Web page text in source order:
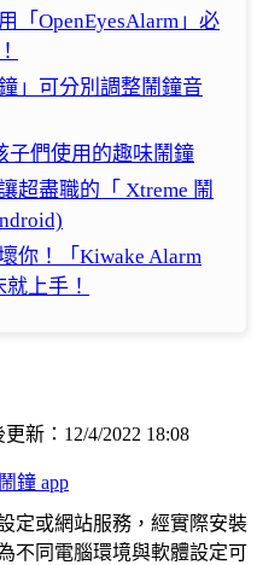
「OpenEyesAlarm」必
」可分別調整鬧鐘音
子們使用的趣味鬧鐘
超盡職的「 Xtreme 鬧
你！「Kiwake Alarm
上手！
新：12/4/2022 18:08
鬧鐘 app
定或網站服務，經實際安裝
不同電腦環境與軟體設定可